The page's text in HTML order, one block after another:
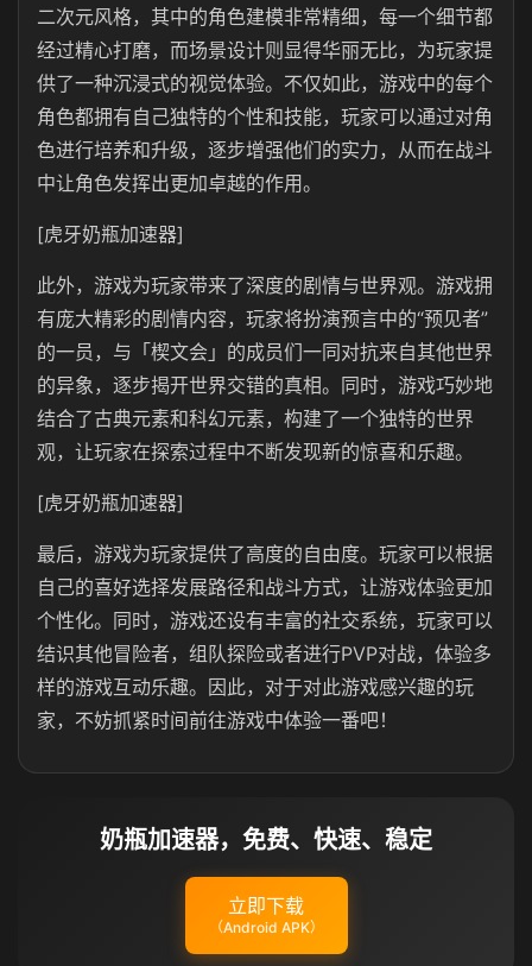
二次元风格，其中的角色建模非常精细，每一个细节都
经过精心打磨，而场景设计则显得华丽无比，为玩家提
供了一种沉浸式的视觉体验。不仅如此，游戏中的每个
角色都拥有自己独特的个性和技能，玩家可以通过对角
色进行培养和升级，逐步增强他们的实力，从而在战斗
中让角色发挥出更加卓越的作用。
[虎牙奶瓶加速器]
此外，游戏为玩家带来了深度的剧情与世界观。游戏拥
有庞大精彩的剧情内容，玩家将扮演预言中的“预见者”
的一员，与「楔文会」的成员们一同对抗来自其他世界
的异象，逐步揭开世界交错的真相。同时，游戏巧妙地
结合了古典元素和科幻元素，构建了一个独特的世界
观，让玩家在探索过程中不断发现新的惊喜和乐趣。
[虎牙奶瓶加速器]
最后，游戏为玩家提供了高度的自由度。玩家可以根据
自己的喜好选择发展路径和战斗方式，让游戏体验更加
个性化。同时，游戏还设有丰富的社交系统，玩家可以
结识其他冒险者，组队探险或者进行PVP对战，体验多
样的游戏互动乐趣。因此，对于对此游戏感兴趣的玩
家，不妨抓紧时间前往游戏中体验一番吧！
奶瓶加速器，免费、快速、稳定
立即下载
（Android APK）